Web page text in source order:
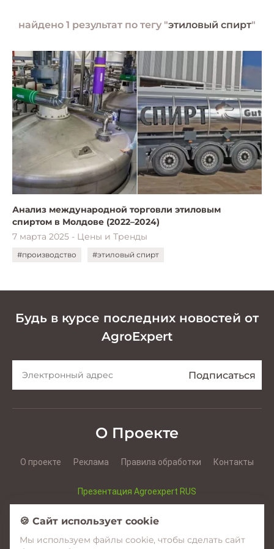
найдено 1 результат по тегу "этиловый спирт"
Анализ международной торговли этиловым
спиртом в Молдове (2022–2024)
7 марта 2025 - Цены и Тренды
#производство #этиловый спирт
Будь в курсе последних новостей от
AgroExpert
О Проекте
О проекте Реклама Правила обработки Контакты
Презентация Agroexpert RUS
Facebook YouTube Instagram
🍪 Сайт использует cookie
Мы используем файлы cookie, чтобы сделать сайт